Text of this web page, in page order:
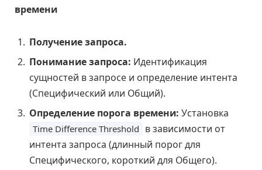
времени
Получение запроса.
Понимание запроса: Идентификация
сущностей в запросе и определение интента
(Специфический или Общий).
Определение порога времени: Установка
Time Difference Threshold в зависимости от
интента запроса (длинный порог для
Специфического, короткий для Общего).